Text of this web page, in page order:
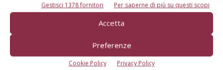
Gestisci 1378 fornitori Per saperne di più su questi scopi
Accetta
Preferenze
Cookie Policy Privacy Policy
Catalogo Aziende e Prodotti
Un modo semplice per cercare un'azienda o un
prodotto!
Cerca adesso